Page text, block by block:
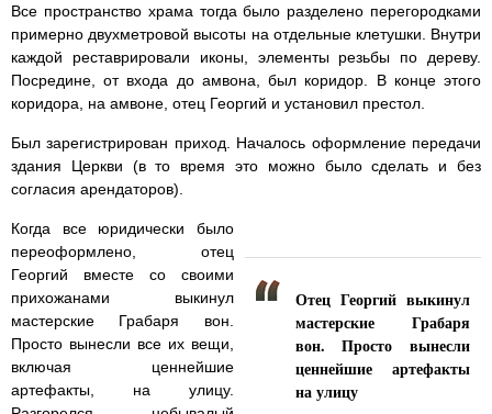
Все пространство храма тогда было разделено перегородками
примерно двухметровой высоты на отдельные клетушки. Внутри
каждой реставрировали иконы, элементы резьбы по дереву.
Посредине, от входа до амвона, был коридор. В конце этого
коридора, на амвоне, отец Георгий и установил престол.
Был зарегистрирован приход. Началось оформление передачи
здания Церкви (в то время это можно было сделать и без
согласия арендаторов).
Отец Георгий выкинул
мастерские Грабаря
вон. Просто вынесли
ценнейшие артефакты
на улицу
Когда все юридически было
переоформлено, отец
Георгий вместе со своими
прихожанами выкинул
мастерские Грабаря вон.
Просто вынесли все их вещи,
включая ценнейшие
артефакты, на улицу.